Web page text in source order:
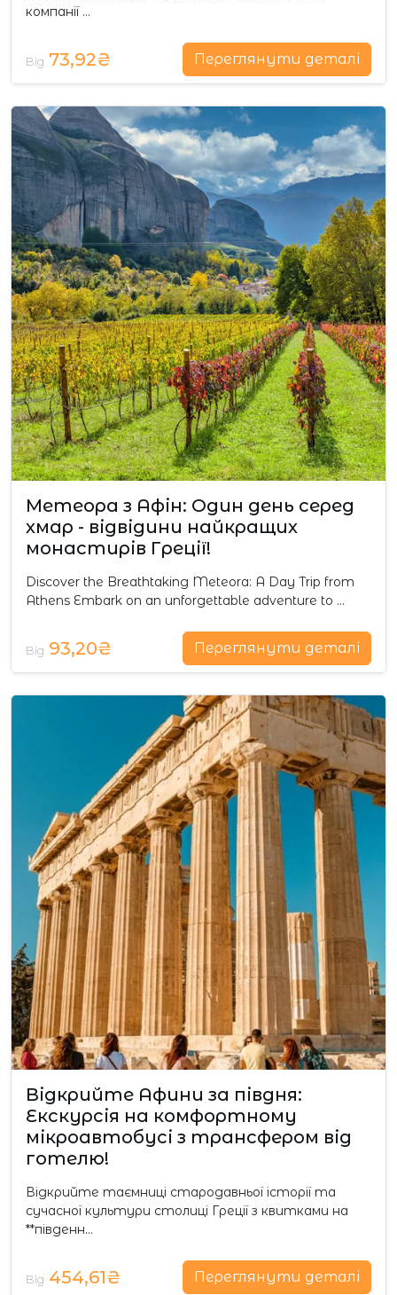
компанії …
Від 73,92₴ Переглянути деталі
Метеора з Афін: Один день серед
хмар - відвідини найкращих
монастирів Греції!
Discover the Breathtaking Meteora: A Day Trip from
Athens Embark on an unforgettable adventure to …
Від 93,20₴ Переглянути деталі
Відкрийте Афини за півдня:
Екскурсія на комфортному
мікроавтобусі з трансфером від
готелю!
Відкрийте таємниці стародавньої історії та
сучасної культури столиці Греції з квитками на
**південн…
Від 454,61₴ Переглянути деталі